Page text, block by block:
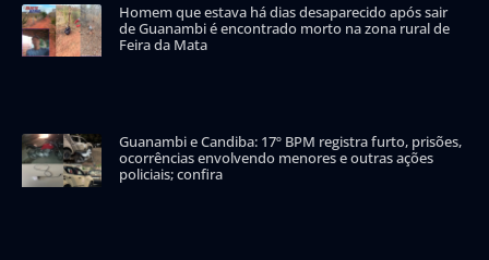
Homem que estava há dias desaparecido após sair
de Guanambi é encontrado morto na zona rural de
Feira da Mata
Guanambi e Candiba: 17º BPM registra furto, prisões,
ocorrências envolvendo menores e outras ações
policiais; confira